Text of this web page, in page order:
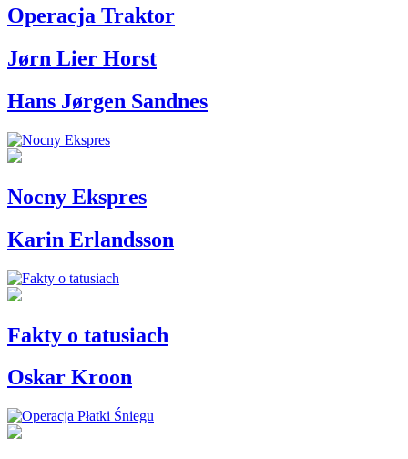
Operacja Traktor
Jørn Lier Horst
Hans Jørgen Sandnes
Nocny Ekspres
Karin Erlandsson
Fakty o tatusiach
Oskar Kroon